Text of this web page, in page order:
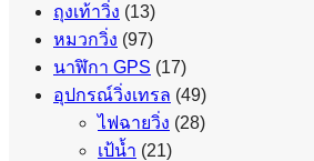
ถุงเท้าวิ่ง (13)
หมวกวิ่ง (97)
นาฬิกา GPS (17)
อุปกรณ์วิ่งเทรล (49)
ไฟฉายวิ่ง (28)
เป้น้ำ (21)